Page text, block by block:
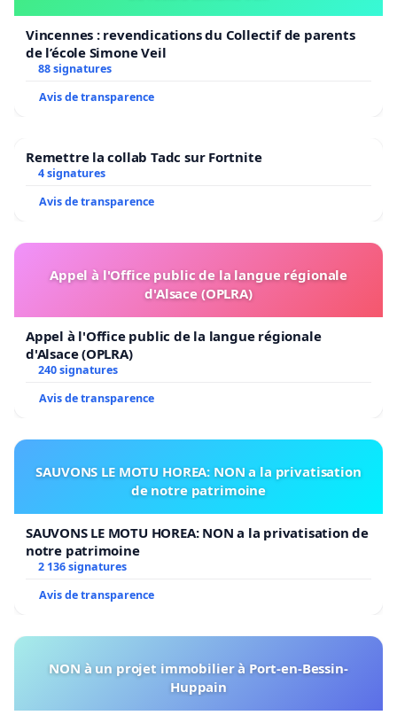
Vincennes : revendications du Collectif de parents
de l’école Simone Veil
88 signatures
Avis de transparence
Remettre la collab Tadc sur Fortnite
4 signatures
Avis de transparence
Appel à l'Office public de la langue régionale
d'Alsace (OPLRA)
Appel à l'Office public de la langue régionale
d'Alsace (OPLRA)
240 signatures
Avis de transparence
SAUVONS LE MOTU HOREA: NON a la privatisation
de notre patrimoine
SAUVONS LE MOTU HOREA: NON a la privatisation de
notre patrimoine
2 136 signatures
Avis de transparence
NON à un projet immobilier à Port-en-Bessin-
Huppain